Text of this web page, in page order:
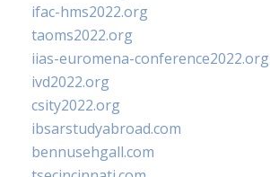
ifac-hms2022.org
taoms2022.org
iias-euromena-conference2022.org
ivd2022.org
csity2022.org
ibsarstudyabroad.com
bennusehgall.com